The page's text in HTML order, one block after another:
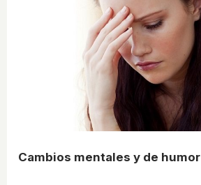
Cambios mentales y de humor